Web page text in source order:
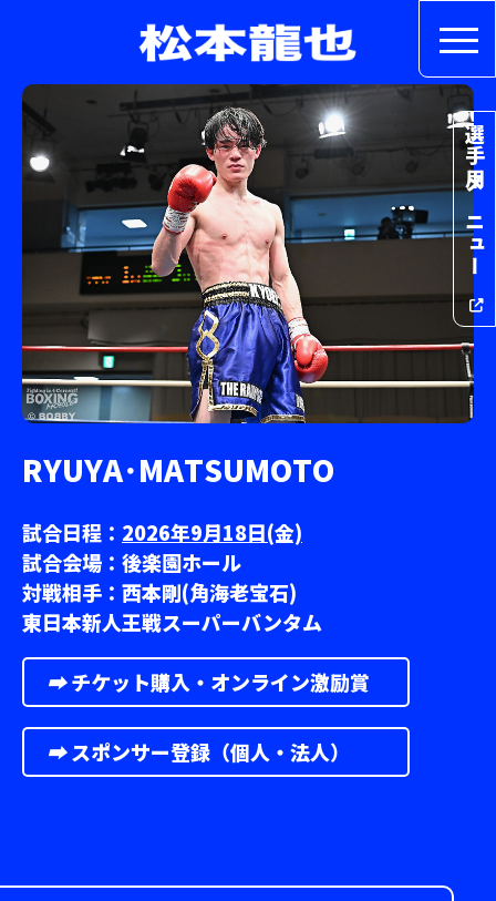
RYUYA･MATSUMOTO
試合日程： 2026年9月18日(金)
試合会場：後楽園ホール
対戦相手：西本剛(角海老宝石)
東日本新人王戦スーパーバンタム
➡︎チケット購入・オンライン激励賞
➡︎スポンサー登録（個人・法人）
選手用メニュー